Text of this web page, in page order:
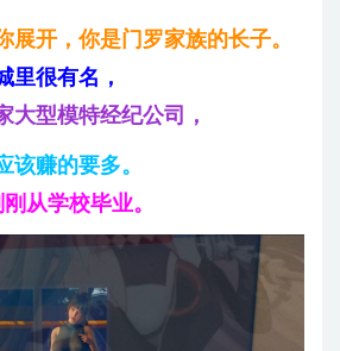
展开，你是门罗家族的长子。
里很有名，
大型模特经纪公司，
该赚的要多。
从学校毕业。